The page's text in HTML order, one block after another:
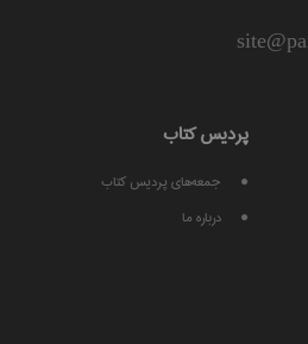
پرديس كتاب
جمعه‌های پردیس کتاب
درباره ما